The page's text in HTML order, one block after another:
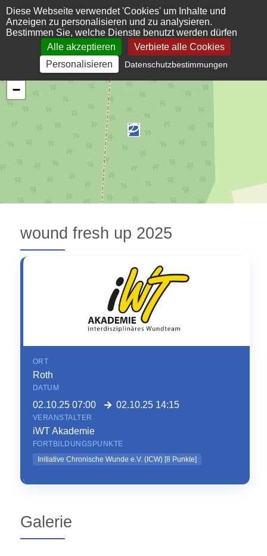
Cookie-Einstellungen
Diese Webseite verwendet 'Cookies' um Inhalte und
Anzeigen zu personalisieren und zu analysieren.
Bestimmen Sie, welche Dienste benutzt werden dürfen
Alle akzeptieren
Verbiete alle Cookies
Personalisieren
Datenschutzbestimmungen
−
wound fresh up 2025
ORT
Roth
DATUM
02.10.25 07:00 02.10.25 14:15
VERANSTALTER
iWT Akademie
FORTBILDUNGSPUNKTE
Initiative Chronische Wunde e.V. (ICW)[8 Punkte]
Galerie